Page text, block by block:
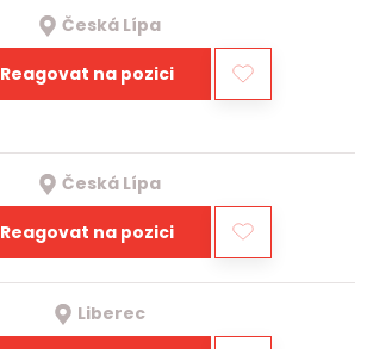
Česká Lípa
Reagovat na pozici
Česká Lípa
Reagovat na pozici
Liberec